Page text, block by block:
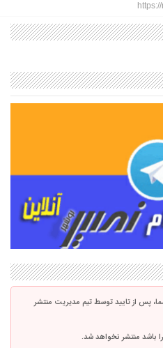
پس از تایید توسط تیم مدیریت منتشر
باشد منتشر نخواهد شد.